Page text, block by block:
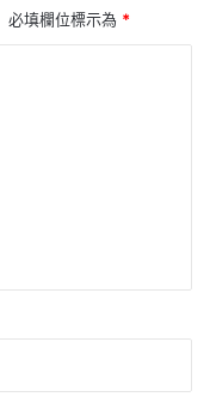
必填欄位標示為 *